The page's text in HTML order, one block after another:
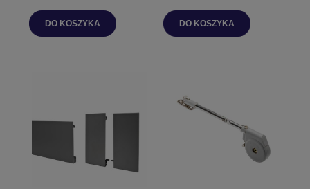
DO KOSZYKA DO KOSZYKA